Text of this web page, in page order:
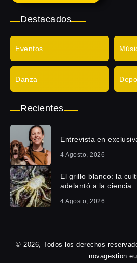
Destacados
Eventos
Danza
Recientes
Entrevista en
4 Agosto, 2026
El grillo blanco: la
adelantó a la ciencia
4 Agosto, 2026
© 2026, Todos los derechos
novagestion.eu